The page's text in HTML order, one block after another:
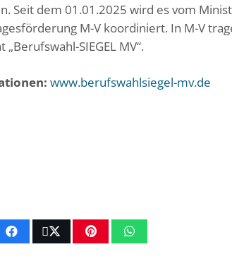
Seit dem 01.01.2025 wird es vom
M-V koordiniert. In M-V
„Berufswahl-SIEGEL MV“.
www.berufswahlsiegel-mv.de